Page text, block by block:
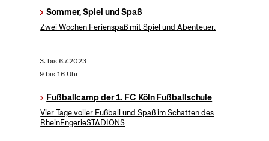
Sommer, Spiel und Spaß
Zwei Wochen Ferienspaß mit Spiel und Abenteuer.
3. bis6.7.2023
9 bis 16 Uhr
Fußballcamp der 1. FC Köln Fußballschule
Vier Tage voller Fußball und Spaß im Schatten des
RheinEngerieSTADIONS